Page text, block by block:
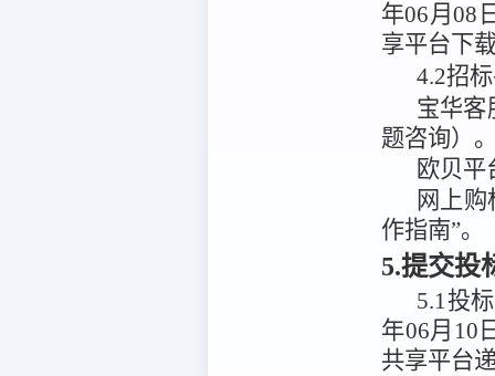
年06月08
享平台下
4.2招
宝华客
题咨询）
欧贝平
网上
作指南”。
5.提交投
5.1投
年06月10
共享平台